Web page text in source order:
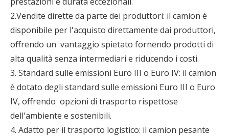
2.Vendite dirette da parte dei produttori: il camion è
disponibile per l'acquisto direttamente dai produttori,
offrendo un vantaggio spietato fornendo prodotti di
alta qualità senza intermediari e riducendo i costi.
3. Standard sulle emissioni Euro III o Euro IV: il camion
è dotato degli standard sulle emissioni Euro III o Euro
IV, offrendo opzioni di trasporto rispettose
dell'ambiente e sostenibili.
4. Adatto per il trasporto logistico: il camion pesante